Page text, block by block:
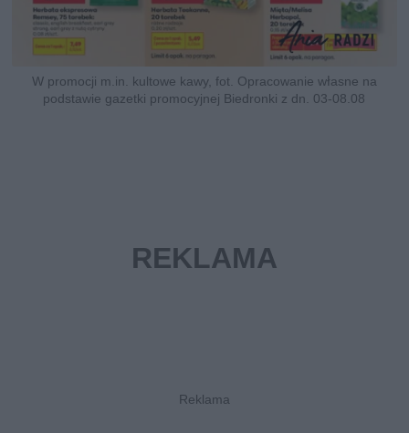
W promocji m.in. kultowe kawy, fot. Opracowanie własne na
podstawie gazetki promocyjnej Biedronki z dn. 03-08.08